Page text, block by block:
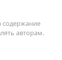
содержание
авторам.